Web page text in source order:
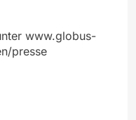
www.globus-
presse